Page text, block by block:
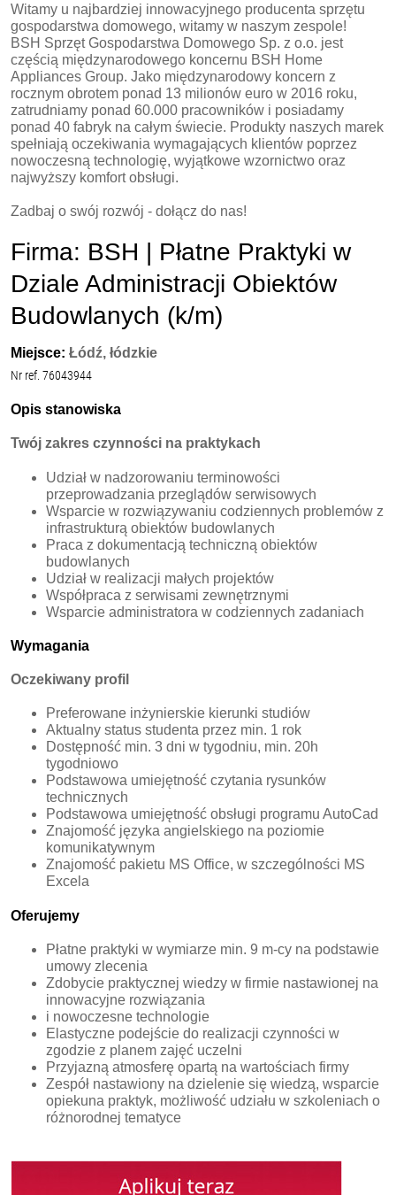
Witamy u najbardziej innowacyjnego producenta sprzętu
gospodarstwa domowego, witamy w naszym zespole!
BSH Sprzęt Gospodarstwa Domowego Sp. z o.o. jest
częścią międzynarodowego koncernu BSH Home
Appliances Group. Jako międzynarodowy koncern z
rocznym obrotem ponad 13 milionów euro w 2016 roku,
zatrudniamy ponad 60.000 pracowników i posiadamy
ponad 40 fabryk na całym świecie. Produkty naszych marek
spełniają oczekiwania wymagających klientów poprzez
nowoczesną technologię, wyjątkowe wzornictwo oraz
najwyższy komfort obsługi.
Zadbaj o swój rozwój - dołącz do nas!
Firma: BSH | Płatne Praktyki w
Dziale Administracji Obiektów
Budowlanych (k/m)
Miejsce:Łódź, łódzkie
Nr ref. 76043944
Opis stanowiska
Twój zakres czynności na praktykach
Udział w nadzorowaniu terminowości
przeprowadzania przeglądów serwisowych
Wsparcie w rozwiązywaniu codziennych problemów z
infrastrukturą obiektów budowlanych
Praca z dokumentacją techniczną obiektów
budowlanych
Udział w realizacji małych projektów
Współpraca z serwisami zewnętrznymi
Wsparcie administratora w codziennych zadaniach
Wymagania
Oczekiwany profil
Preferowane inżynierskie kierunki studiów
Aktualny status studenta przez min. 1 rok
Dostępność min. 3 dni w tygo​dniu, min. 20h
tygodniowo
Podstawowa umiejętność czytania rysunków
technicznych
Podstawowa umiejętność obsługi programu AutoCad
Znajomość języka angielskiego na poziomie
komunikatywnym
Znajomość pakietu MS Office, w szczególności MS
Excela
Oferujemy
Płatne praktyki w wymiarze min. 9 m-cy na podstawie
umowy zlecenia
Zdobycie praktycznej wiedzy w firmie nastawionej na
innowacyjne rozwiązania
i nowoczesne technologie
Elastyczne podejście do realizacji czynności w
zgodzie z planem zajęć uczelni
Przyjazną atmosferę opartą na wartościach firmy
Zespół nastawiony na dzielenie się wiedzą, wsparcie
opiekuna praktyk, możliwość udziału w szkoleniach o
różnorodnej tematyce